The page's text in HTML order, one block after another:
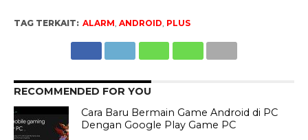
TAG TERKAIT: ALARM ANDROID PLUS
RECOMMENDED FOR YOU
Cara Baru Bermain Game Android di PC
Dengan Google Play Game PC